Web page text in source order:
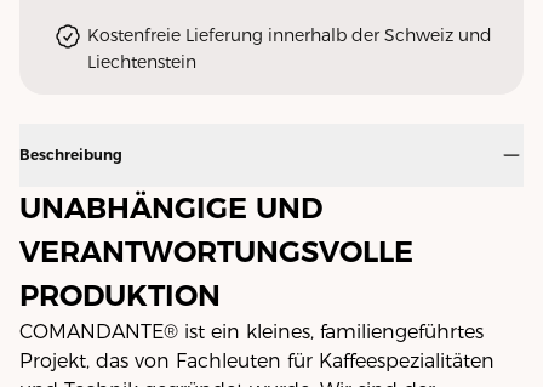
Kostenfreie Lieferung innerhalb der Schweiz und
Liechtenstein
Beschreibung
UNABHÄNGIGE UND
VERANTWORTUNGSVOLLE
PRODUKTION
COMANDANTE® ist ein kleines, familiengeführtes
Projekt, das von Fachleuten für Kaffeespezialitäten